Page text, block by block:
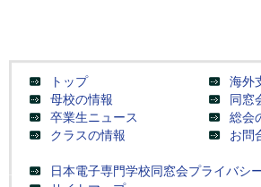
トップ
母校の情報
卒業生ニュース
クラスの情報
海外
同窓
総会
お問
日本電子専門学校同窓会プライバシ